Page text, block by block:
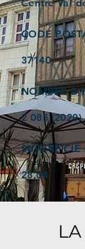
Centre Val
CODE
37140
NOMBRE
2 085 (2020)
28,04